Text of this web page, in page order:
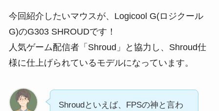
今回紹介したいマウスが、Logicool G(ロジクール
G)のG303 SHROUDです！
人気ゲーム配信者「Shroud」と協力し、Shroud仕
様に仕上げられているモデルになっています。
Shroudといえば、FPSの神と言わ